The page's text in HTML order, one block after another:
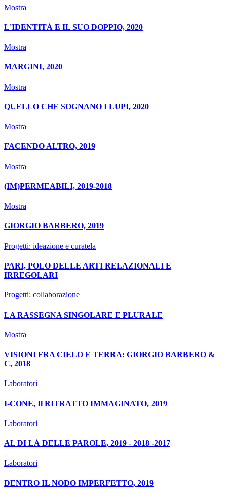
Mostra
L'IDENTITÀ E IL SUO DOPPIO, 2020
Mostra
MARGINI, 2020
Mostra
QUELLO CHE SOGNANO I LUPI, 2020
Mostra
FACENDO ALTRO, 2019
Mostra
(IM)PERMEABILI, 2019-2018
Mostra
GIORGIO BARBERO, 2019
Progetti: ideazione e curatela
PARI, POLO DELLE ARTI RELAZIONALI E
IRREGOLARI
Progetti: collaborazione
LA RASSEGNA SINGOLARE E PLURALE
Mostra
VISIONI FRA CIELO E TERRA: GIORGIO BARBERO &
C, 2018
Laboratori
I-CONE, Il RITRATTO IMMAGINATO, 2019
Laboratori
AL DI LÀ DELLE PAROLE, 2019 - 2018 -2017
Laboratori
DENTRO IL NODO IMPERFETTO, 2019